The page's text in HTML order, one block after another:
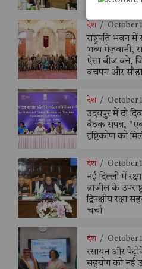
देश / October
राष्ट्रपति भवन
भव्य मेज़बानी,
ऐसा बीज बने,
बचपन और
देश / October
उदयपुर में दो
बैठक संपन्न,
दृष्टिकोण को
देश / October
नई दिल्ली में
ब्राज़ील के
द्विपक्षीय
चर्चा
देश / October
रसायन और
सहयोग को नई